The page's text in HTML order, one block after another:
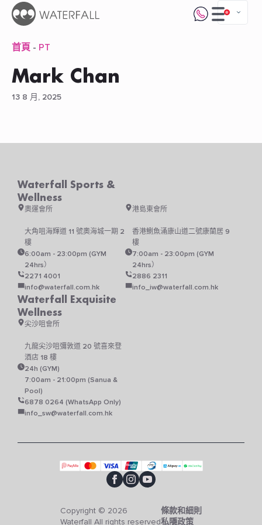
首頁 - PT
Mark Chan
13 8 月, 2025
Waterfall Sports &
Wellness
奧運會所
大角咀海輝道 11 號奧海城一期 2
樓
6:00am - 23:00pm (GYM
24hrs）
2271 4001
info@waterfall.com.hk
港島東會所
香港鰂魚涌康山道二號康蘭居 9
樓
7:00am - 23:00pm (GYM
24hrs）
2886 2311
info_iw@waterfall.com.hk
Waterfall Exquisite
Wellness
尖沙咀會所
九龍尖沙咀彌敦道 20 號喜來登
酒店 18 樓
24h (GYM)
7:00am - 21:00pm (Sanua &
Pool)
6878 0264 (WhatsApp Only)
info_sw@waterfall.com.hk
Copyright © 2026
Waterfall All rights reserved
條款和細則
私隱政策